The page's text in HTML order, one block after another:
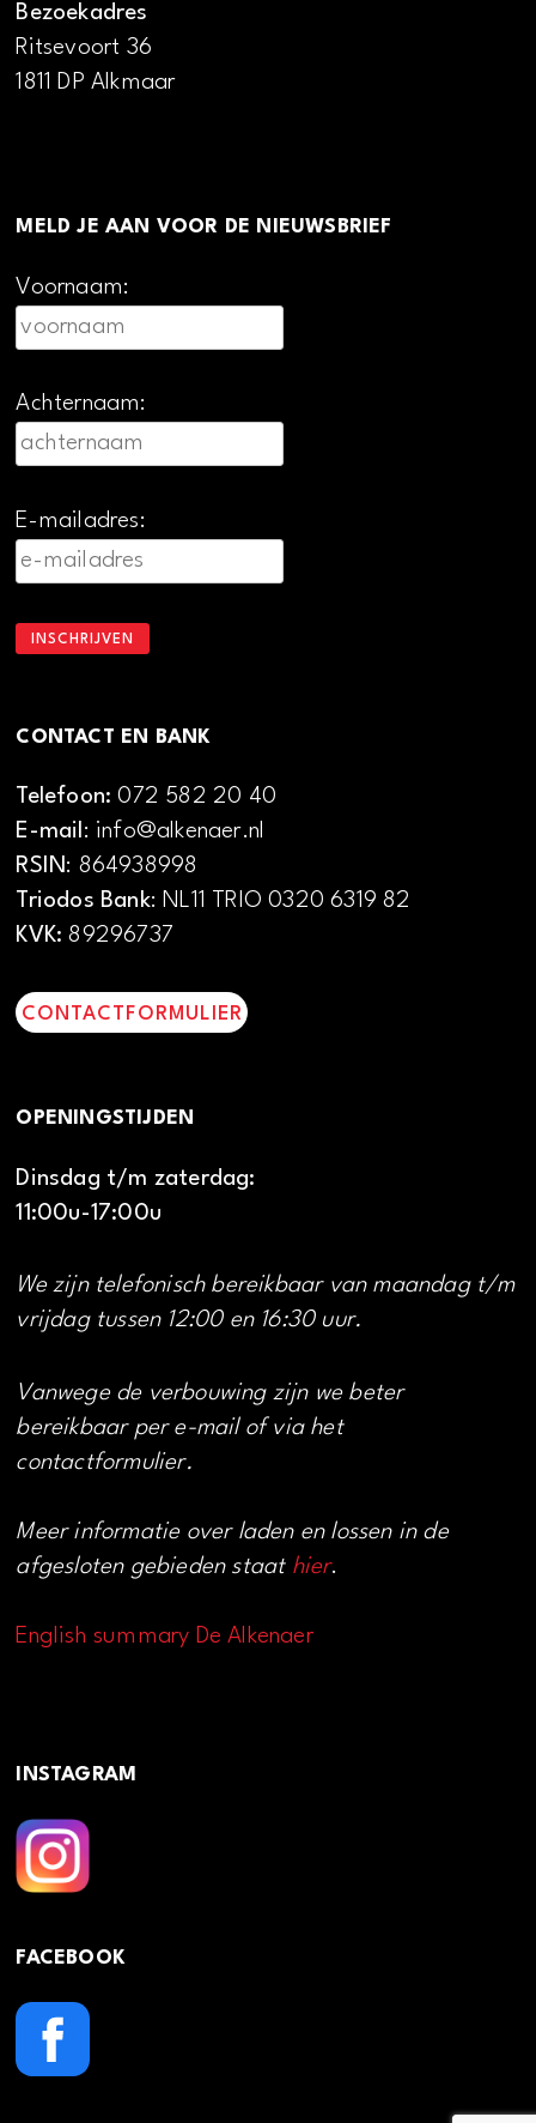
Bezoekadres
Ritsevoort 36
1811 DP Alkmaar
MELD JE AAN VOOR DE NIEUWSBRIEF
Voornaam:
Achternaam:
E-mailadres:
CONTACT EN BANK
Telefoon:072 582 20 40
E-mail: info@alkenaer.nl
RSIN: 864938998
Triodos Bank: NL11 TRIO 0320 6319 82
KVK: 89296737
CONTACTFORMULIER
OPENINGSTIJDEN
Dinsdag t/m zaterdag:
11:00u-17:00u
We zijn telefonisch bereikbaar van maandag t/m
vrijdag tussen 12:00 en 16:30 uur.
Vanwege de verbouwing zijn we beter
bereikbaar per e-mail of via het
contactformulier.
Meer informatie over laden en lossen in de
afgesloten gebieden staat hier.
English summary De Alkenaer
INSTAGRAM
FACEBOOK